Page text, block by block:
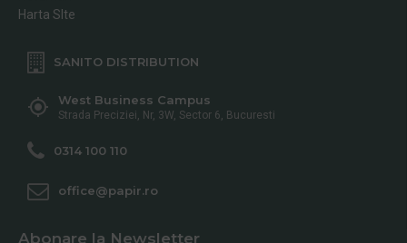
Harta SIte
SANITO DISTRIBUTION
West Business Campus
Strada Preciziei, Nr, 3W, Sector 6, Bucuresti
0314 100 110
office@papir.ro
Abonare la Newsletter